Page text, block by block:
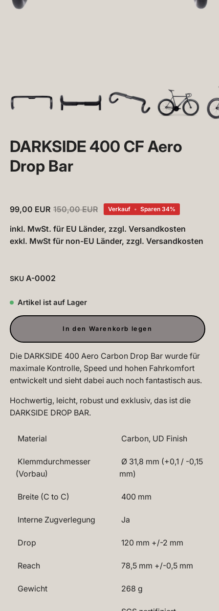
DARKSIDE 400 CF Aero
Drop Bar
99,00 EUR 150,00 EUR Verkauf • Sparen 34%
inkl. MwSt. für EU Länder, zzgl. Versandkosten
exkl. MwSt für non-EU Länder, zzgl. Versandkosten
SKU A-0002
Artikel ist auf Lager
In den Warenkorb legen
Die DARKSIDE 400 Aero Carbon Drop Bar wurde für
maximale Kontrolle, Speed und hohen Fahrkomfort
entwickelt und sieht dabei auch noch fantastisch aus.
Hochwertig, leicht, robust und exklusiv, das ist die
DARKSIDE DROP BAR.
Material Carbon, UD Finish
Klemmdurchmesser
(Vorbau)
Ø 31,8 mm (+0,1 / -0,15
mm)
Breite (C to C) 400 mm
Interne Zugverlegung Ja
Drop 120 mm +/-2 mm
Reach 78,5 mm +/-0,5 mm
Gewicht 268 g